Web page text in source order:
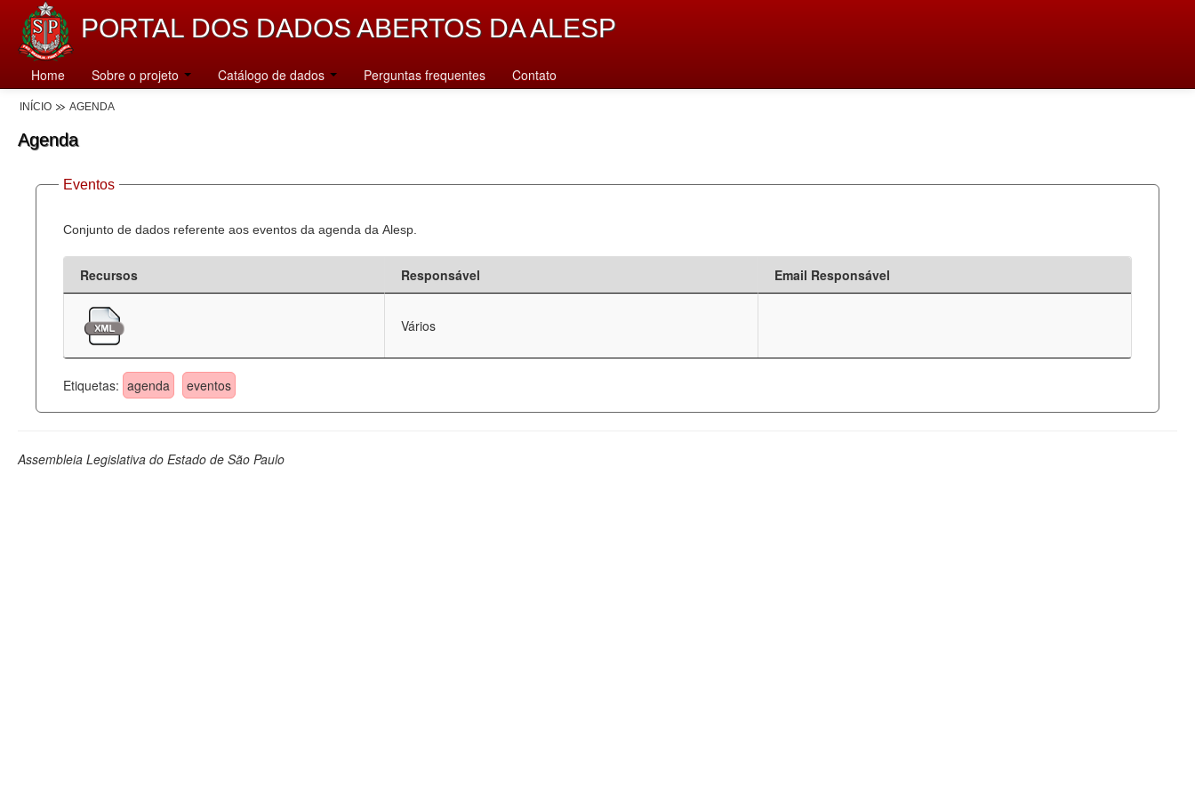
PORTAL DOS DADOS ABERTOS DA ALESP
Home Sobre o projeto Catálogo de dados Perguntas frequentes Contato
INÍCIO AGENDA
Agenda
Eventos
Conjunto de dados referente aos eventos da agenda da Alesp.
Recursos Responsável Email Responsável
Vários
Etiquetas: agenda eventos
Assembleia Legislativa do Estado de São Paulo